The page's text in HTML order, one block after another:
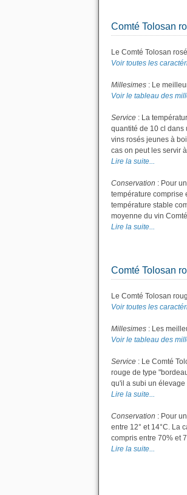
Comté Tolosan
Le Comté Tolosan
Voir toutes les
Millesimes : Le
Voir le tableau des
Service : La
quantité de 10 cl dans
vins rosés jeunes à
cas on peut les servir
Lire la suite...
Conservation : Pour
température comprise
température stable
moyenne du vin
Lire la suite...
Comté Tolosan
Le Comté Tolosan
Voir toutes les
Millesimes : Les
Voir le tableau des
Service : Le Comté
rouge de type
qu'il a subi un élevage
Lire la suite...
Conservation : Pour
entre 12° et 14°C. La
compris entre 70% et
Lire la suite...